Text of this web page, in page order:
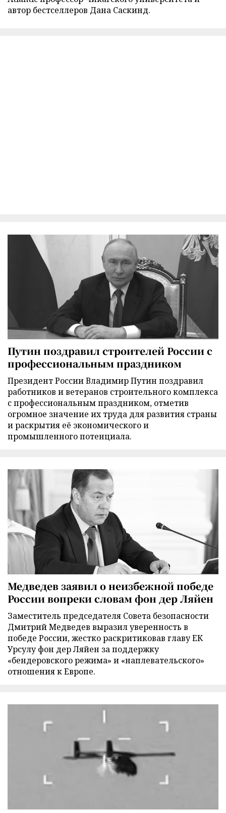
автор бестселлеров Дана Саскинд.
Путин поздравил строителей России с
профессиональным праздником
Президент России Владимир Путин поздравил
работников и ветеранов строительного комплекса
с профессиональным праздником, отметив
огромное значение их труда для развития страны
и раскрытия её экономического и
промышленного потенциала.
Медведев заявил о неизбежной победе
России вопреки словам фон дер Ляйен
Заместитель председателя Совета безопасности
Дмитрий Медведев выразил уверенность в
победе России, жестко раскритиковав главу ЕК
Урсулу фон дер Ляйен за поддержку
«бендеровского режима» и «наплевательского»
отношения к Европе.